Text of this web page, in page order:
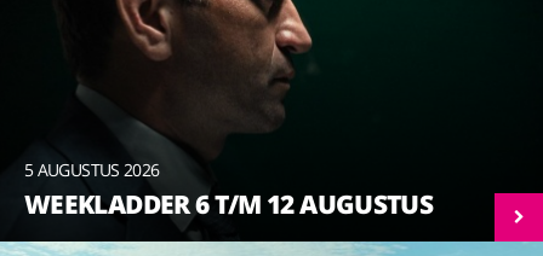
5 AUGUSTUS 2026
WEEKLADDER 6 T/M 12 AUGUSTUS